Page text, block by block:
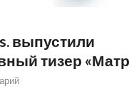
выпустили
тизер